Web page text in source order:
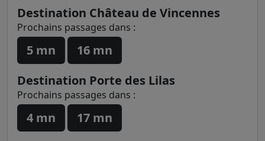
Destination Château de Vincennes
Prochains passages dans :
5 mn
16 mn
Destination Porte des Lilas
Prochains passages dans :
4 mn 17 mn